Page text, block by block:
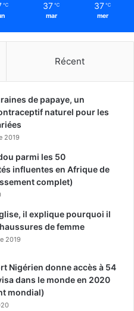
℃ 37 ℃
mar
37 ℃
mer
Récent
de papaye, un
naturel pour les
2019
parmi les 50
influentes en Afrique de
complet)
il explique pourquoi il
de femme
2019
Nigérien donne accès à 54
dans le monde en 2020
mondial)